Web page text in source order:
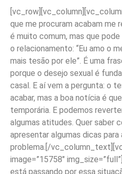
que me procuram acabam me
é muito comum, mas que
o relacionamento: “Eu amo o
mais tesão por ele”. É uma
porque o desejo sexual é
casal. E aí vem a pergunta: o
acabar, mas a boa notícia é
temporária. E podemos
algumas atitudes. Quer saber
apresentar algumas dicas para
problema.[/
image=”15758″
está passando por essa